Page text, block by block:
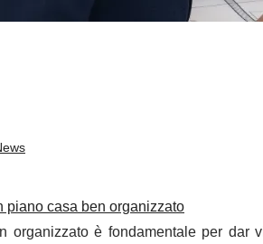
piano casa ben organizzato
organizzato è fondamentale per dar